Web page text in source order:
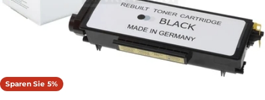
Sparen Sie 5%